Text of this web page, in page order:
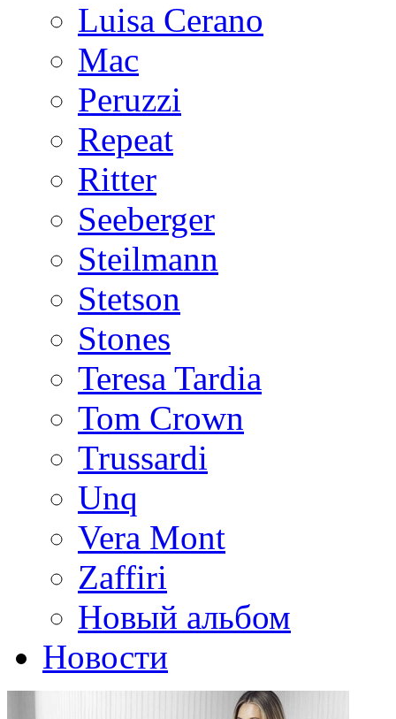
Luisa Cerano
Mac
Peruzzi
Repeat
Ritter
Seeberger
Steilmann
Stetson
Stones
Teresa Tardia
Tom Crown
Trussardi
Unq
Vera Mont
Zaffiri
Новый альбом
Новости